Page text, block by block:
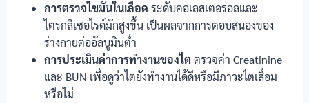
การตรวจไขมันในเลือด ระดับคอเลสเตอรอลและ
ไตรกลีเซอไรด์มักสูงขึ้น เป็นผลจากการตอบสนองของ
ร่างกายต่ออัลบูมินต่ำ
การประเมินค่าการทำงานของไต ตรวจค่า Creatinine
และ BUN เพื่อดูว่าไตยังทำงานได้ดีหรือมีภาวะไตเสื่อม
หรือไม่